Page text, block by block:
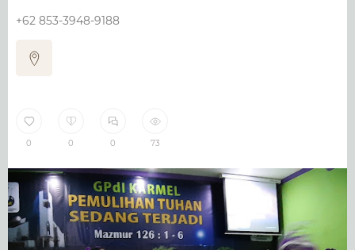
+62 853-3948-9188
0 0 0 73